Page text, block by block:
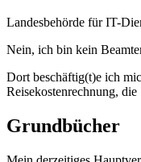
Landesbehörde für IT-
Nein, ich bin kein
Dort beschäftig(t)e ich
Reisekostenrechnung,
Grundbücher